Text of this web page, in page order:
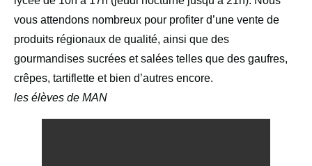
vous attendons nombreux pour profiter d’une vente de
produits régionaux de qualité, ainsi que des
gourmandises sucrées et salées telles que des gaufres,
crêpes, tartiflette et bien d’autres encore.
les élèves de MAN